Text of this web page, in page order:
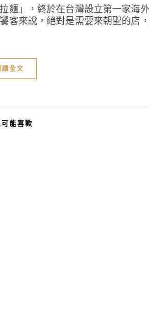
」，終於在台灣設立第一家海外
客來說，絕對是需要來朝聖的店
讀全文
能喜歡